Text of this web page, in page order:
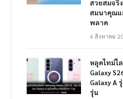
สวยสมจริ
สมนาคุณแ
พลาด
6 สิงหาคม
หลุดไทม์ไ
Galaxy
Galaxy A
รุ่น